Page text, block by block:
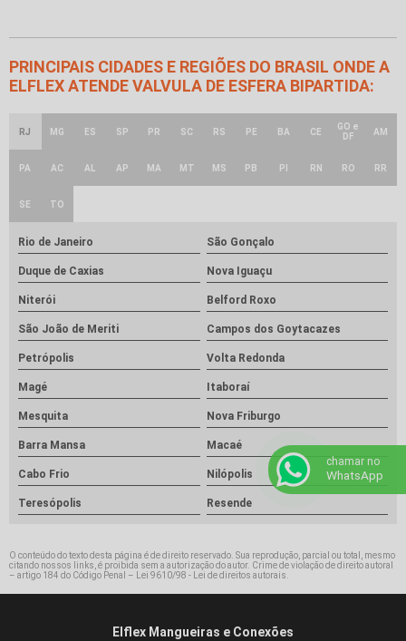
PRINCIPAIS CIDADES E REGIÕES DO BRASIL ONDE A
ELFLEX ATENDE VALVULA DE ESFERA BIPARTIDA:
RJ MG ES SP PR SC RS PE BA CE
GO e
DF
AM
PA AC AL AP MA MT MS PB PI RN RO RR
SE TO
Rio de Janeiro São Gonçalo
Duque de Caxias Nova Iguaçu
Niterói Belford Roxo
São João de Meriti Campos dos Goytacazes
Petrópolis Volta Redonda
Magé Itaboraí
Mesquita Nova Friburgo
Barra Mansa Macaé
Cabo Frio Nilópolis
Teresópolis Resende
O conteúdo do texto desta página é de direito reservado. Sua reprodução, parcial ou total, mesmo
citando nossos links, é proibida sem a autorização do autor. Crime de violação de direito autoral
– artigo 184 do Código Penal – Lei 9610/98 - Lei de direitos autorais.
Elflex Mangueiras e Conexões
chamar no
WhatsApp